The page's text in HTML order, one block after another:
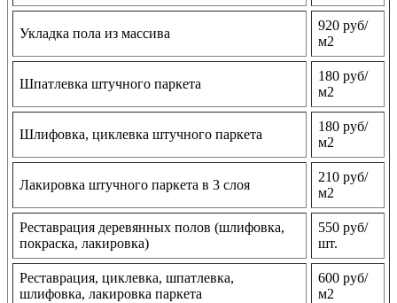
Укладка пола из массива
920 руб/
м2
Шпатлевка штучного паркета
180 руб/
м2
Шлифовка, циклевка штучного паркета
180 руб/
м2
Лакировка штучного паркета в 3 слоя
210 руб/
м2
Реставрация деревянных полов (шлифовка,
покраска, лакировка)
550 руб/
шт.
Реставрация, циклевка, шпатлевка,
шлифовка, лакировка паркета
600 руб/
м2